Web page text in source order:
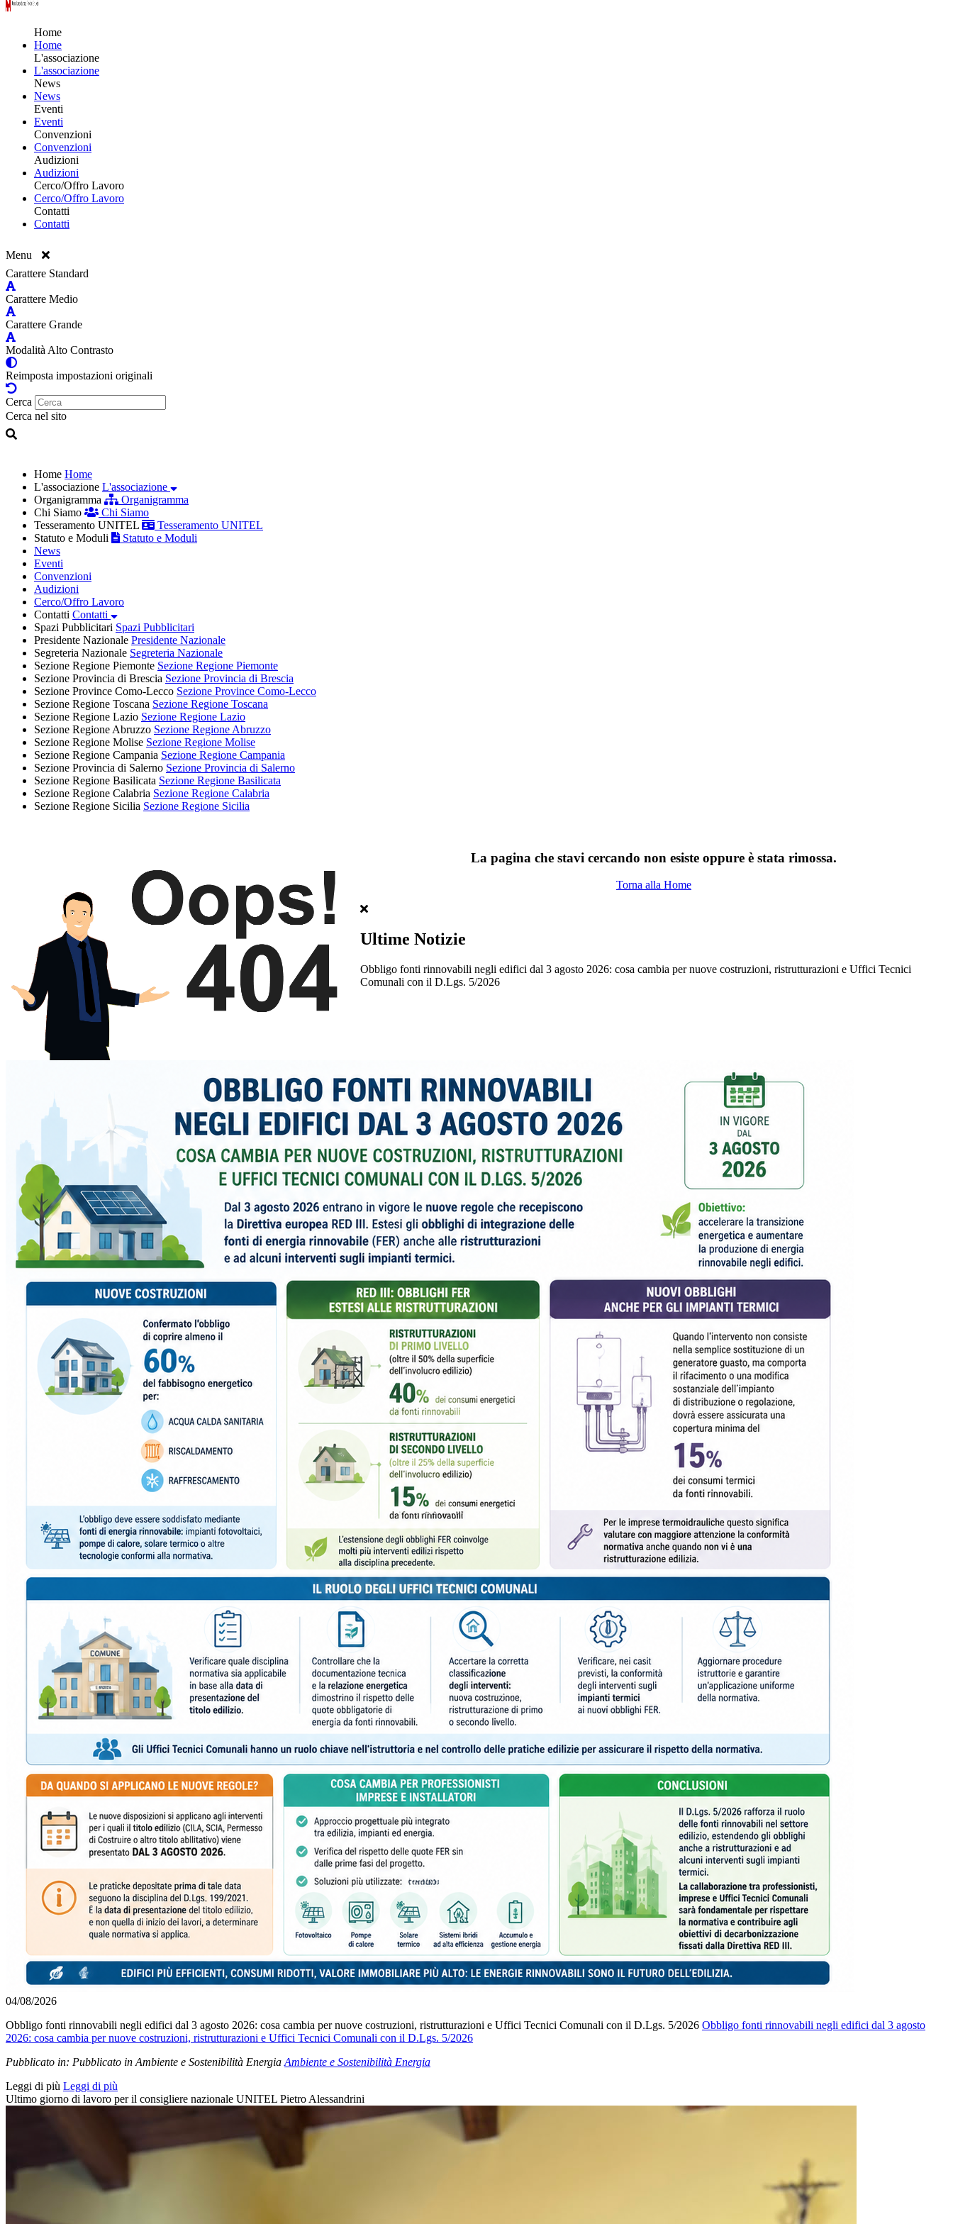
Home
Home
L'associazione
L'associazione
News
News
Eventi
Eventi
Convenzioni
Convenzioni
Audizioni
Audizioni
Cerco/Offro Lavoro
Cerco/Offro Lavoro
Contatti
Contatti
Menu
Carattere Standard
Carattere Medio
Carattere Grande
Modalità Alto Contrasto
Reimposta impostazioni originali
Cerca
Cerca nel sito
Home Home
L'associazione L'associazione
Organigramma
Organigramma
Chi Siamo
Chi Siamo
Tesseramento UNITEL
Tesseramento UNITEL
Statuto e Moduli
Statuto e Moduli
News
Eventi
Convenzioni
Audizioni
Cerco/Offro Lavoro
Contatti Contatti
Spazi Pubblicitari Spazi Pubblicitari
Presidente Nazionale Presidente Nazionale
Segreteria Nazionale Segreteria Nazionale
Sezione Regione Piemonte Sezione Regione Piemonte
Sezione Provincia di Brescia Sezione Provincia di Brescia
Sezione Province Como-Lecco Sezione Province Como-Lecco
Sezione Regione Toscana Sezione Regione Toscana
Sezione Regione Lazio Sezione Regione Lazio
Sezione Regione Abruzzo Sezione Regione Abruzzo
Sezione Regione Molise Sezione Regione Molise
Sezione Regione Campania Sezione Regione Campania
Sezione Provincia di Salerno Sezione Provincia di Salerno
Sezione Regione Basilicata Sezione Regione Basilicata
Sezione Regione Calabria Sezione Regione Calabria
Sezione Regione Sicilia Sezione Regione Sicilia
La pagina che stavi cercando non esiste oppure è stata rimossa.
Torna alla Home
Ultime Notizie
Obbligo fonti rinnovabili negli edifici dal 3 agosto 2026: cosa cambia per nuove costruzioni, ristrutturazioni e Uffici Tecnici
Comunali con il D.Lgs. 5/2026
04/08/2026
Obbligo fonti rinnovabili negli edifici dal 3 agosto 2026: cosa cambia per nuove costruzioni, ristrutturazioni e Uffici Tecnici Comunali con il D.Lgs. 5/2026 Obbligo fonti rinnovabili negli edifici dal 3 agosto
2026: cosa cambia per nuove costruzioni, ristrutturazioni e Uffici Tecnici Comunali con il D.Lgs. 5/2026
Pubblicato in: Pubblicato in Ambiente e Sostenibilità Energia Ambiente e Sostenibilità Energia
Leggi di più Leggi di più
Ultimo giorno di lavoro per il consigliere nazionale UNITEL Pietro Alessandrini